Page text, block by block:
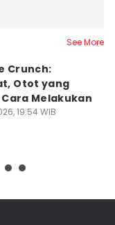
See More
Crunch:
Otot yang
Melakukan
19:54 WIB